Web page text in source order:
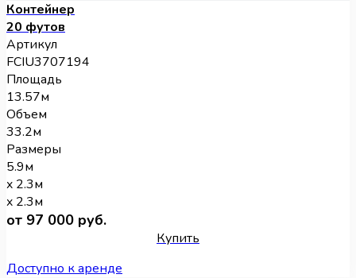
Контейнер
20 футов
Артикул
FCIU3707194
Площадь
13.57м
Объем
33.2м
Размеры
5.9м
x 2.3м
x 2.3м
от 97 000 руб.
Купить
Доступно к аренде